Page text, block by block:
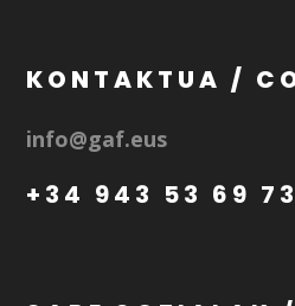
KONTAKTUA /
info@gaf.eus
+34 943 53 69 73